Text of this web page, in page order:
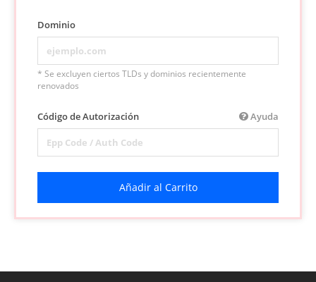
Dominio
* Se excluyen ciertos TLDs y dominios recientemente
renovados
Código de Autorización Ayuda
Añadir al Carrito